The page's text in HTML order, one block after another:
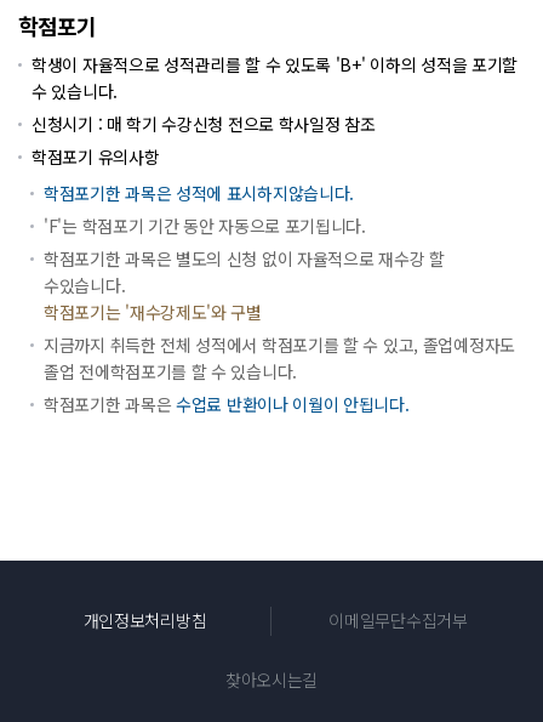
학점포기
학생이 자율적으로 성적관리를 할 수 있도록 'B+' 이하의 성적을 포기할
수 있습니다.
신청시기 : 매 학기 수강신청 전으로 학사일정 참조
학점포기 유의사항
학점포기한 과목은 성적에 표시하지않습니다.
'F'는 학점포기 기간 동안 자동으로 포기됩니다.
학점포기한 과목은 별도의 신청 없이 자율적으로 재수강 할
수있습니다.
학점포기는 '재수강제도'와 구별
지금까지 취득한 전체 성적에서 학점포기를 할 수 있고, 졸업예정자도
졸업 전에학점포기를 할 수 있습니다.
학점포기한 과목은 수업료 반환이나 이월이 안됩니다.
개인정보처리방침 이메일무단수집거부
찾아오시는길